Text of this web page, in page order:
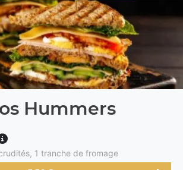
Hummers
1 tranche de fromage